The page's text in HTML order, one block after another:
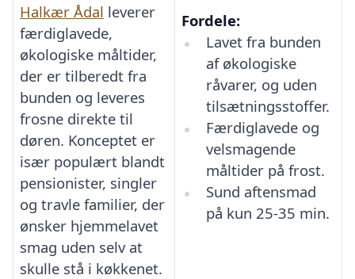
Halkær Ådal leverer
færdiglavede,
økologiske måltider,
der er tilberedt fra
bunden og leveres
frosne direkte til
døren. Konceptet er
især populært blandt
pensionister, singler
og travle familier, der
ønsker hjemmelavet
smag uden selv at
skulle stå i køkkenet.
Fordele:
Lavet fra bunden
af økologiske
råvarer, og uden
tilsætningsstoffer.
Færdiglavede og
velsmagende
måltider på frost.
Sund aftensmad
på kun 25-35 min.